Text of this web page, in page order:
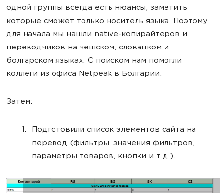
одной группы всегда есть нюансы, заметить
которые сможет только носитель языка. Поэтому
для начала мы нашли native-копирайтеров и
переводчиков на чешском, словацком и
болгарском языках. С поиском нам помогли
коллеги из офиса Netpeak в Болгарии.
Затем:
Подготовили список элементов сайта на
перевод (фильтры, значения фильтров,
параметры товаров, кнопки и т.д.).